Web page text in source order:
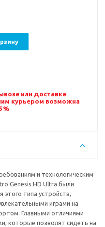
или доставке
курьером возможна
и технологическим
Genesis HD Ultra были
этого типа устройств,
играми на
Главными отличиями
которые позволят сидеть на